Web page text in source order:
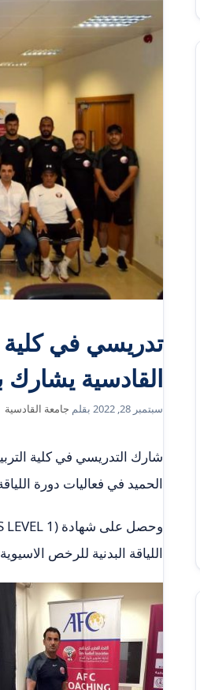
تدريسي في كلية
القادسية يشارك
سبتمبر 28, 2022 بقلم جامعة القادسية
شارك التدريسي في كلية
الحميد في فعاليات دورة
اللياقة البدنية للرخص